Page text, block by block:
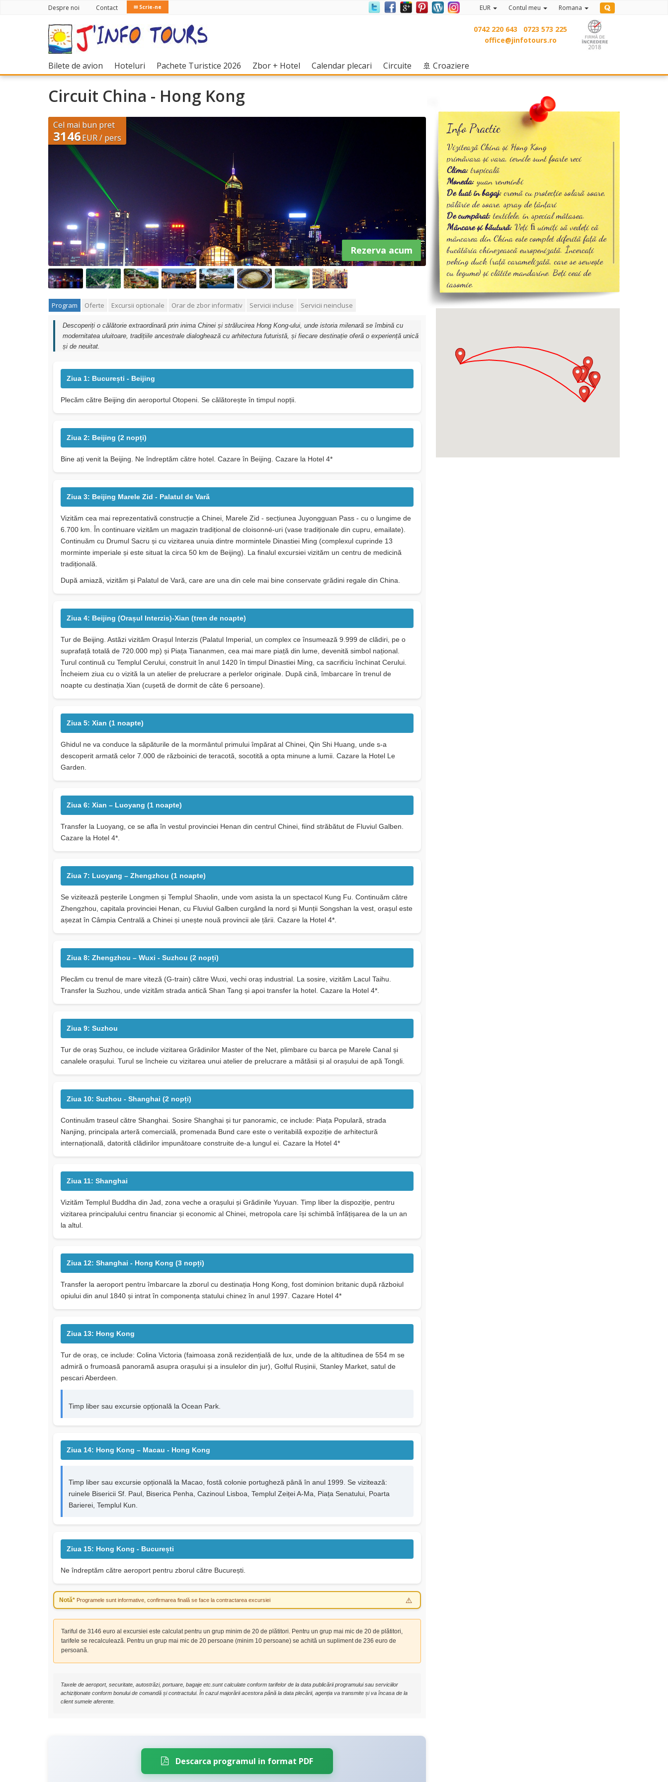
0742 220 643
0723 573 225
office@jinfotours.ro
Bilete de avion (current)
Hoteluri (current)
Pachete Turistice 2026 (current)
Zbor + Hotel (current)
Calendar plecari (current)
Circuite (current)
🚢 Croaziere
Despre noi Contact ✉ Scrie-ne EUR Contul meu Romana
Circuit China - Hong Kong
Cel mai bun pret
3146EUR / pers
Rezerva acum
Program Oferte Excursii optionale Orar de zbor informativ Servicii incluse Servicii neincluse
Descoperiți o călătorie extraordinară prin inima Chinei și strălucirea Hong Kong-ului, unde istoria milenară se îmbină cu
modernitatea uluitoare, tradițiile ancestrale dialoghează cu arhitectura futuristă, și fiecare destinație oferă o experiență unică
și de neuitat.
Ziua 1: București - Beijing
Plecăm către Beijing din aeroportul Otopeni. Se călătorește în timpul nopții.
Ziua 2: Beijing (2 nopți)
Bine ați venit la Beijing. Ne îndreptăm către hotel. Cazare în Beijing. Cazare la Hotel 4*
Ziua 3: Beijing Marele Zid - Palatul de Vară
Vizităm cea mai reprezentativă construcție a Chinei, Marele Zid - secțiunea Juyongguan Pass - cu o lungime de
6.700 km. În continuare vizităm un magazin tradițional de cloisonné-uri (vase tradiționale din cupru, emailate).
Continuăm cu Drumul Sacru și cu vizitarea unuia dintre mormintele Dinastiei Ming (complexul cuprinde 13
morminte imperiale și este situat la circa 50 km de Beijing). La finalul excursiei vizităm un centru de medicină
tradițională.
După amiază, vizităm și Palatul de Vară, care are una din cele mai bine conservate grădini regale din China.
Ziua 4: Beijing (Orașul Interzis)-Xian (tren de noapte)
Tur de Beijing. Astăzi vizităm Orașul Interzis (Palatul Imperial, un complex ce însumează 9.999 de clădiri, pe o
suprafață totală de 720.000 mp) și Piața Tiananmen, cea mai mare piață din lume, devenită simbol național.
Turul continuă cu Templul Cerului, construit în anul 1420 în timpul Dinastiei Ming, ca sacrificiu închinat Cerului.
Încheiem ziua cu o vizită la un atelier de prelucrare a perlelor originale. După cină, îmbarcare în trenul de
noapte cu destinația Xian (cușetă de dormit de câte 6 persoane).
Ziua 5: Xian (1 noapte)
Ghidul ne va conduce la săpăturile de la mormântul primului împărat al Chinei, Qin Shi Huang, unde s-a
descoperit armată celor 7.000 de războinici de teracotă, socotită a opta minune a lumii. Cazare la Hotel Le
Garden.
Ziua 6: Xian – Luoyang (1 noapte)
Transfer la Luoyang, ce se aﬂa în vestul provinciei Henan din centrul Chinei, ﬁind străbătut de Fluviul Galben.
Cazare la Hotel 4*.
Ziua 7: Luoyang – Zhengzhou (1 noapte)
Se vizitează peșterile Longmen și Templul Shaolin, unde vom asista la un spectacol Kung Fu. Continuăm către
Zhengzhou, capitala provinciei Henan, cu Fluviul Galben curgând la nord și Munții Songshan la vest, orașul este
așezat în Câmpia Centrală a Chinei și unește nouă provincii ale țării. Cazare la Hotel 4*.
Ziua 8: Zhengzhou – Wuxi - Suzhou (2 nopți)
Plecăm cu trenul de mare viteză (G-train) către Wuxi, vechi oraș industrial. La sosire, vizităm Lacul Taihu.
Transfer la Suzhou, unde vizităm strada antică Shan Tang și apoi transfer la hotel. Cazare la Hotel 4*.
Ziua 9: Suzhou
Tur de oraș Suzhou, ce include vizitarea Grădinilor Master of the Net, plimbare cu barca pe Marele Canal și
canalele orașului. Turul se încheie cu vizitarea unui atelier de prelucrare a mătăsii și al orașului de apă Tongli.
Ziua 10: Suzhou - Shanghai (2 nopți)
Continuăm traseul către Shanghai. Sosire Shanghai și tur panoramic, ce include: Piața Populară, strada
Nanjing, principala arteră comercială, promenada Bund care este o veritabilă expoziție de arhitectură
internațională, datorită clădirilor impunătoare construite de-a lungul ei. Cazare la Hotel 4*
Ziua 11: Shanghai
Vizităm Templul Buddha din Jad, zona veche a orașului și Grădinile Yuyuan. Timp liber la dispoziție, pentru
vizitarea principalului centru financiar și economic al Chinei, metropola care își schimbă înfățișarea de la un an
la altul.
Ziua 12: Shanghai - Hong Kong (3 nopți)
Transfer la aeroport pentru îmbarcare la zborul cu destinația Hong Kong, fost dominion britanic după războiul
opiului din anul 1840 și intrat în componența statului chinez în anul 1997. Cazare Hotel 4*
Ziua 13: Hong Kong
Tur de oraș, ce include: Colina Victoria (faimoasa zonă rezidențială de lux, unde de la altitudinea de 554 m se
admiră o frumoasă panoramă asupra orașului și a insulelor din jur), Golful Rușinii, Stanley Market, satul de
pescari Aberdeen.
Timp liber sau excursie opțională la Ocean Park.
Ziua 14: Hong Kong – Macau - Hong Kong
Timp liber sau excursie opțională la Macao, fostă colonie portugheză până în anul 1999. Se vizitează:
ruinele Bisericii Sf. Paul, Biserica Penha, Cazinoul Lisboa, Templul Zeiței A-Ma, Piața Senatului, Poarta
Barierei, Templul Kun.
Ziua 15: Hong Kong - București
Ne îndreptăm către aeroport pentru zborul către București.
Notă* Programele sunt informative, confirmarea finală se face la contractarea excursiei
Tariful de 3146 euro al excursiei este calculat pentru un grup minim de 20 de plătitori. Pentru un grup mai mic de 20 de plătitori,
tarifele se recalculează. Pentru un grup mai mic de 20 persoane (minim 10 persoane) se achită un supliment de 236 euro de
persoană.
Taxele de aeroport, securitate, autostrăzi, portuare, bagaje etc.sunt calculate conform tarifelor de la data publicării programului sau serviciilor
achiziționate conform bonului de comandă și contractului. În cazul majorării acestora până la data plecării, agenția va transmite și va încasa de la
client sumele aferente.
Descarca programul in format PDF
Info Practic
Vizitează China și Hong Kong
primăvara și vara, iernile sunt foarte reci
Clima:tropicală
Moneda: yuan renminbi
De luat în bagaj:cremă cu protecție solară soare,
pălărie de soare, spray de țânțari
De cumpărat:textilele, în special mătasea.
Mâncare și băutură: Veți ﬁ uimiți să vedeți că
mâncarea din China este complet diferită față de
bucătăria chinezească europenizată. Încercați
peking duck (rață caramelizată, care se servește
cu legume) și clătite mandarine. Beți ceai de
iasomie.
Recomandări: Nu beți apă decât îmbuteliată, nu
mâncaţi legume crude și salate.